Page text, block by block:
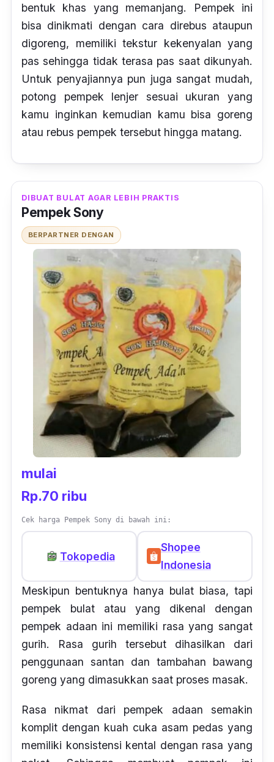
bentuk khas yang memanjang. Pempek ini
bisa dinikmati dengan cara direbus ataupun
digoreng, memiliki tekstur kekenyalan yang
pas sehingga tidak terasa pas saat dikunyah.
Untuk penyajiannya pun juga sangat mudah,
potong pempek lenjer sesuai ukuran yang
kamu inginkan kemudian kamu bisa goreng
atau rebus pempek tersebut hingga matang.
DIBUAT BULAT AGAR LEBIH PRAKTIS
Pempek Sony
BERPARTNER DENGAN
mulai
Rp.70 ribu
Cek harga Pempek Sony di bawah ini:
Tokopedia
Shopee
Indonesia
Meskipun bentuknya hanya bulat biasa, tapi
pempek bulat atau yang dikenal dengan
pempek adaan ini memiliki rasa yang sangat
gurih. Rasa gurih tersebut dihasilkan dari
penggunaan santan dan tambahan bawang
goreng yang dimasukkan saat proses masak.
Rasa nikmat dari pempek adaan semakin
komplit dengan kuah cuka asam pedas yang
memiliki konsistensi kental dengan rasa yang